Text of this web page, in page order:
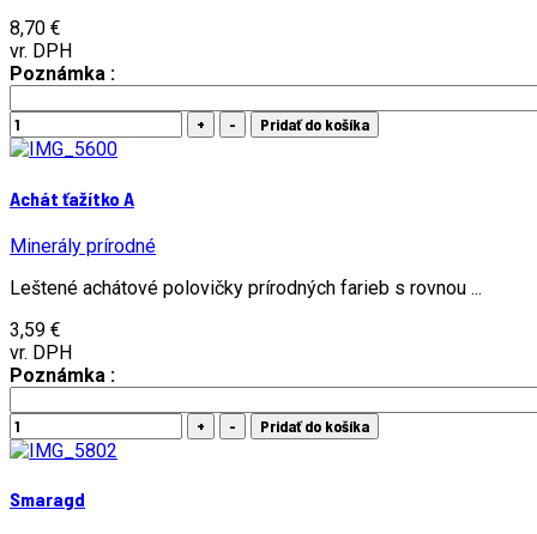
8,70 €
vr. DPH
Poznámka :
Achát ťažítko A
Minerály prírodné
Leštené achátové polovičky prírodných farieb s rovnou ...
3,59 €
vr. DPH
Poznámka :
Smaragd